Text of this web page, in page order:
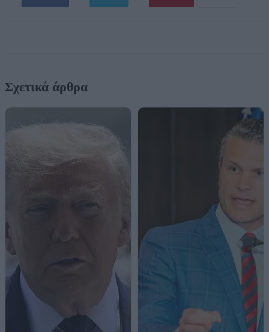
Σχετικά άρθρα